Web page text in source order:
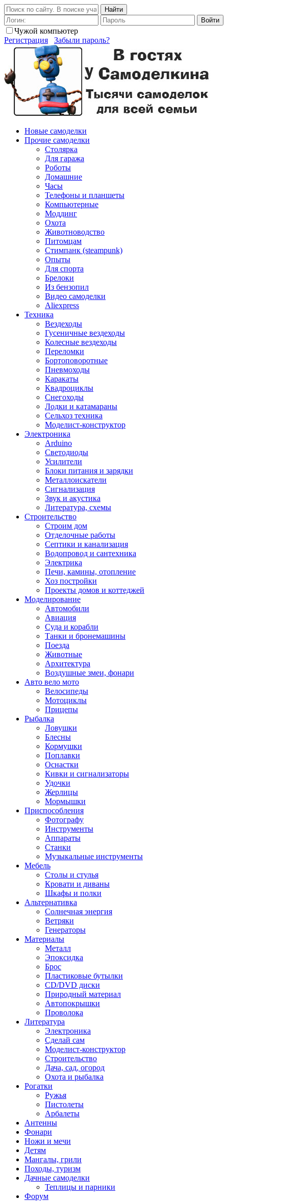
Найти
Войти
Чужой компьютер
Регистрация
Забыли пароль?
Новые самоделки
Прочие самоделки
Столярка
Для гаража
Роботы
Домашние
Часы
Телефоны и планшеты
Компьютерные
Моддинг
Охота
Животноводство
Питомцам
Стимпанк (steampunk)
Опыты
Для спорта
Брелоки
Из бензопил
Видео самоделки
Aliexpress
Техника
Вездеходы
Гусеничные вездеходы
Колесные вездеходы
Переломки
Бортоповоротные
Пневмоходы
Каракаты
Квадроциклы
Снегоходы
Лодки и катамараны
Сельхоз техника
Моделист-конструктор
Электроника
Arduino
Светодиоды
Усилители
Блоки питания и зарядки
Металлоискатели
Сигнализация
Звук и акустика
Литература, схемы
Строительство
Строим дом
Отделочные работы
Септики и канализация
Водопровод и сантехника
Электрика
Печи, камины, отопление
Хоз постройки
Проекты домов и коттеджей
Моделирование
Автомобили
Авиация
Суда и корабли
Танки и бронемашины
Поезда
Животные
Архитектура
Воздушные змеи, фонари
Авто вело мото
Велосипеды
Мотоциклы
Прицепы
Рыбалка
Ловушки
Блесны
Кормушки
Поплавки
Оснастки
Кивки и сигнализаторы
Удочки
Жерлицы
Мормышки
Приспособления
Фотографу
Инструменты
Аппараты
Станки
Музыкальные инструменты
Мебель
Столы и стулья
Кровати и диваны
Шкафы и полки
Альтернативка
Солнечная энергия
Ветряки
Генераторы
Материалы
Металл
Эпоксидка
Брос
Пластиковые бутылки
CD/DVD диски
Природный материал
Автопокрышки
Проволока
Литература
Электроника
Сделай сам
Моделист-конструктор
Строительство
Дача, сад, огород
Охота и рыбалка
Рогатки
Ружья
Пистолеты
Арбалеты
Антенны
Фонари
Ножи и мечи
Детям
Мангалы, грили
Походы, туризм
Дачные самоделки
Теплицы и парники
Форум